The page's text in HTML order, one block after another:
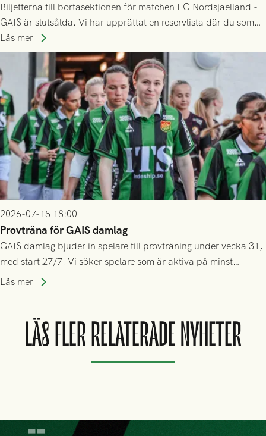
Biljetterna till bortasektionen för matchen FC Nordsjaelland -
GAIS är slutsålda. Vi har upprättat en reservlista där du som
ännu inte har någon biljett kan anmäla ditt intresse. Du kan
inte själv överlåta din biljett till någon annan.
Läs mer
2026-07-15 18:00
Provträna för GAIS damlag
GAIS damlag bjuder in spelare till provträning under vecka 31,
med start 27/7! Vi söker spelare som är aktiva på minst
division 3-nivå.
Läs mer
LÄS FLER RELATERADE NYHETER